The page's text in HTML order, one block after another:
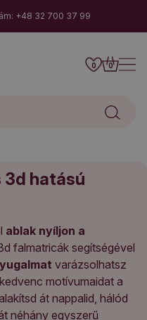
+48 32 700 37 99
0 0
3d hatású
ablak nyíljon a
falmatricák segítségével
varázsolhatsz
motívumaidat a
át nappalid, hálód
néhány egyszerű